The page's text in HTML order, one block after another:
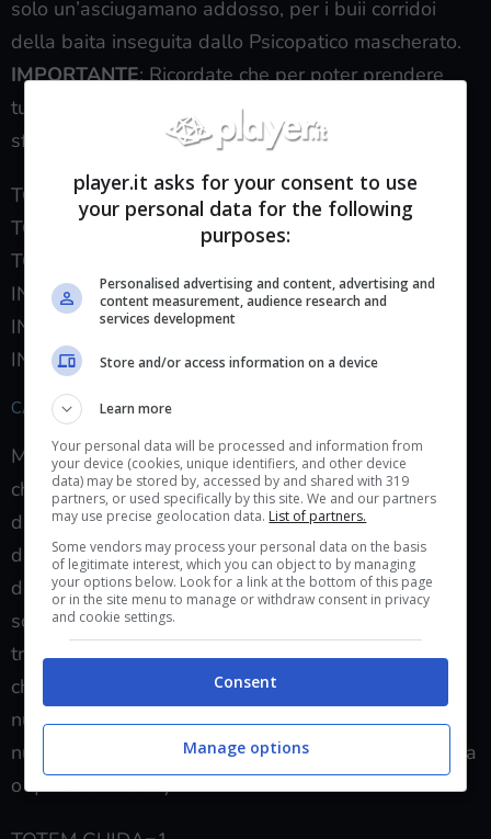
solo un’asciugamano addosso, per i buii corridoi
della baita inseguita dallo Psicopatico mascherato.
IMPORTANTE: Ricordate che per poter prendere
tutti i collezionabili nel Capitolo 7, Sam deve
sfuggire allo Psicopatico in questo capitolo.
TOTEM MORTE=2
TOTEM PERDITA=1
TOTEM FORTUNA=2
INDIZIO UOMO MISTERIOSO=4
INDIZIO 1952=11
INDIZIO GEMELLE=1
CAPITOLO 6
Matt ed Emily raggiungono la Torre Radio e
chiamano aiuto ma qualcuno ha tagliato i cavi
d’acciaio a sostegno della torre che precipita nel
dirupo facendo sprofondare i ragazzi nei meandri
della miniera. Chris E Ashley invece indagano nei
sotterranei della Baita che sembra essersi
trasformato in una casa stregata con porte che si
chiudono da sole, candele che si accendono dal
nulla e spettri. Alla fine di questa follia Chris sarà
nuovamente chiamato a fare una scelta: o la sua vita
o quella di Ashley!
player.it asks for your consent to use
your personal data for the following
purposes:
Personalised advertising and content, advertising and
content measurement, audience research and
services development
Store and/or access information on a device
Learn more
Your personal data will be processed and information from
your device (cookies, unique identifiers, and other device
data) may be stored by, accessed by and shared with 319
partners, or used specifically by this site. We and our partners
may use precise geolocation data. List of partners.
Some vendors may process your personal data on the basis
of legitimate interest, which you can object to by managing
your options below. Look for a link at the bottom of this page
or in the site menu to manage or withdraw consent in privacy
and cookie settings.
Consent
Manage options